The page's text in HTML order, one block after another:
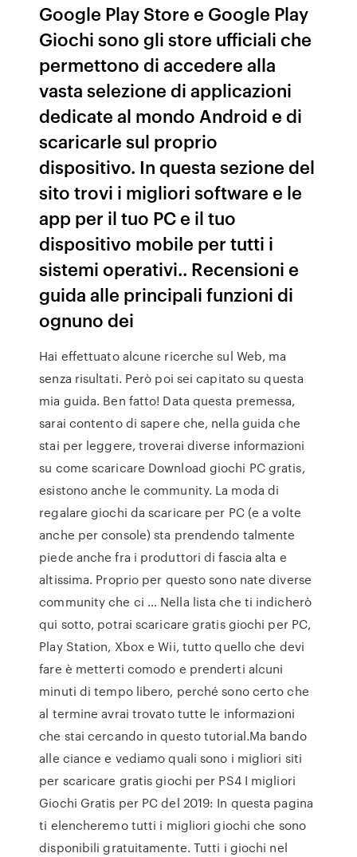
Google Play Store e Google Play
Giochi sono gli store ufficiali che
permettono di accedere alla
vasta selezione di applicazioni
dedicate al mondo Android e di
scaricarle sul proprio
dispositivo. In questa sezione del
sito trovi i migliori software e le
app per il tuo PC e il tuo
dispositivo mobile per tutti i
sistemi operativi.. Recensioni e
guida alle principali funzioni di
ognuno dei
Hai effettuato alcune ricerche sul Web, ma
senza risultati. Però poi sei capitato su questa
mia guida. Ben fatto! Data questa premessa,
sarai contento di sapere che, nella guida che
stai per leggere, troverai diverse informazioni
su come scaricare Download giochi PC gratis,
esistono anche le community. La moda di
regalare giochi da scaricare per PC (e a volte
anche per console) sta prendendo talmente
piede anche fra i produttori di fascia alta e
altissima. Proprio per questo sono nate diverse
community che ci … Nella lista che ti indicherò
qui sotto, potrai scaricare gratis giochi per PC,
Play Station, Xbox e Wii, tutto quello che devi
fare è metterti comodo e prenderti alcuni
minuti di tempo libero, perché sono certo che
al termine avrai trovato tutte le informazioni
che stai cercando in questo tutorial.Ma bando
alle ciance e vediamo quali sono i migliori siti
per scaricare gratis giochi per PS4 I migliori
Giochi Gratis per PC del 2019: In questa pagina
ti elencheremo tutti i migliori giochi che sono
disponibili gratuitamente. Tutti i giochi nel